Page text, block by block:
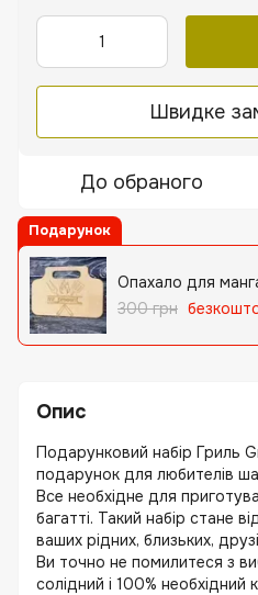
Швидке
До обраного
Подарунок
Опахало для
300 грн
Опис
Подарунковий набір Гриль
подарунок для любителів
Все необхідне для
багатті. Такий набір стане
ваших рідних, близьких,
Ви точно не помилитеся з
солідний і 100% необхідний